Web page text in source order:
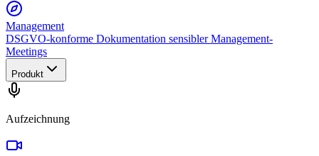
Management
DSGVO-konforme Dokumentation sensibler Management-
Meetings
Produkt
Aufzeichnung